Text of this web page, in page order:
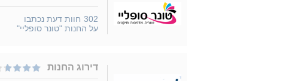
302 חוות דעת נכתבו
על החנות "טונר סופליי"
דירוג החנות